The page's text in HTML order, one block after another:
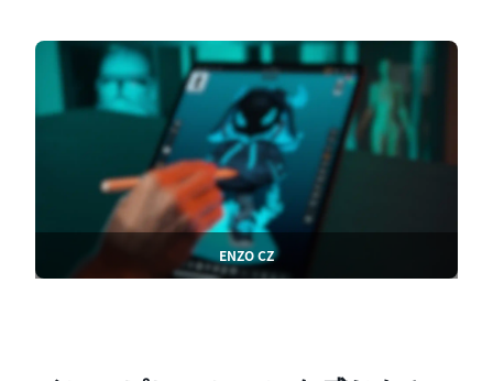
ENZO CZ